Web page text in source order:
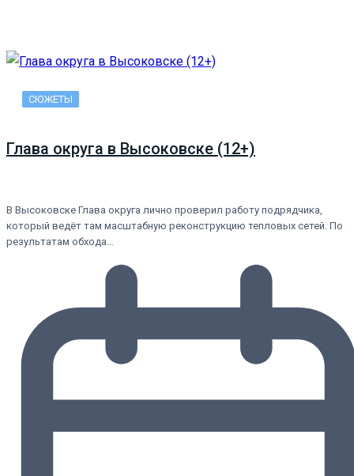
СЮЖЕТЫ
Глава округа в Высоковске (12+)
В Высоковске Глава округа лично проверил работу подрядчика,
который ведёт там масштабную реконструкцию тепловых сетей. По
результатам обхода…